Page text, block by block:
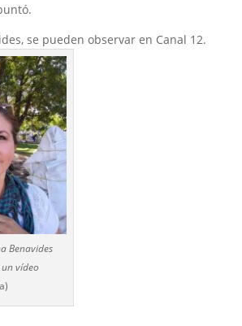
se pueden observar en Canal 12.
Benavides
vídeo